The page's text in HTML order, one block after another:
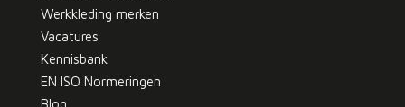
Werkkleding merken
Vacatures
Kennisbank
EN ISO Normeringen
Blog